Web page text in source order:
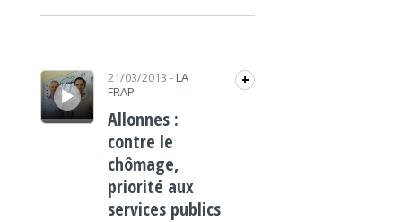
Lecteur audio 21/03/2013 - LA
FRAP
+
Allonnes :
contre le
chômage,
priorité aux
services publics